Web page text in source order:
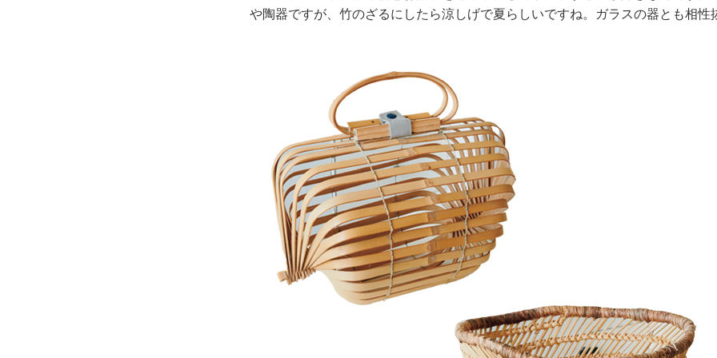
や陶器ですが、竹のざるにしたら涼しげで夏らしいですね。ガラスの器とも相性